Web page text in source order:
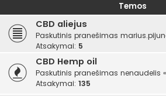
Temos
CBD aliejus
Paskutinis pranešimas
Atsakymai: 5
CBD Hemp oil
Paskutinis pranešimas nenaudelis «
Atsakymai: 135